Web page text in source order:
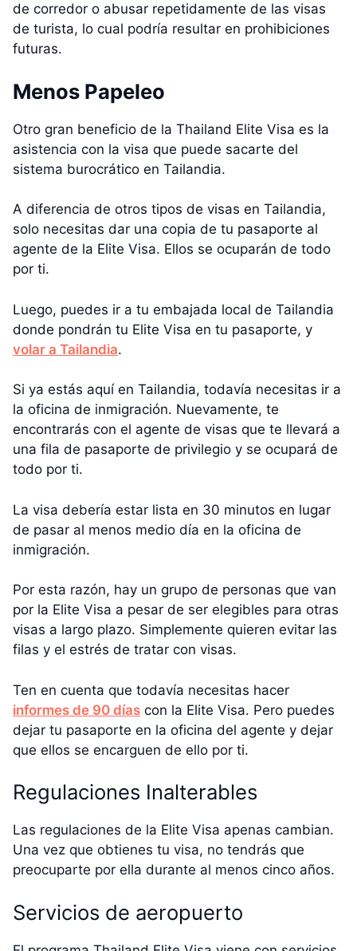
de corredor o abusar repetidamente de las visas
de turista, lo cual podría resultar en prohibiciones
futuras.
Menos Papeleo
Otro gran beneficio de la Thailand Elite Visa es la
asistencia con la visa que puede sacarte del
sistema burocrático en Tailandia.
A diferencia de otros tipos de visas en Tailandia,
solo necesitas dar una copia de tu pasaporte al
agente de la Elite Visa. Ellos se ocuparán de todo
por ti.
Luego, puedes ir a tu embajada local de Tailandia
donde pondrán tu Elite Visa en tu pasaporte, y
volar a Tailandia.
Si ya estás aquí en Tailandia, todavía necesitas ir a
la oficina de inmigración. Nuevamente, te
encontrarás con el agente de visas que te llevará a
una fila de pasaporte de privilegio y se ocupará de
todo por ti.
La visa debería estar lista en 30 minutos en lugar
de pasar al menos medio día en la oficina de
inmigración.
Por esta razón, hay un grupo de personas que van
por la Elite Visa a pesar de ser elegibles para otras
visas a largo plazo. Simplemente quieren evitar las
filas y el estrés de tratar con visas.
Ten en cuenta que todavía necesitas hacer
informes de 90 días con la Elite Visa. Pero puedes
dejar tu pasaporte en la oficina del agente y dejar
que ellos se encarguen de ello por ti.
Regulaciones Inalterables
Las regulaciones de la Elite Visa apenas cambian.
Una vez que obtienes tu visa, no tendrás que
preocuparte por ella durante al menos cinco años.
Servicios de aeropuerto